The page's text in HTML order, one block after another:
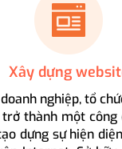
Xây dựng
nghiệp, tổ
thành một công
dựng sự hiện